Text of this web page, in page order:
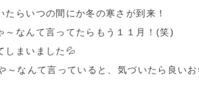
らいつの間にか冬の寒さが到来！
～なんて言ってたらもう１１月！(笑)
しまいました💦
～なんて言っていると、気づいたら良い